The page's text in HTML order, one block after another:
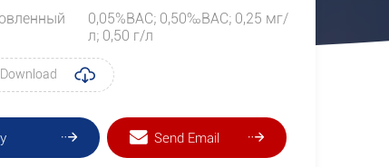
0,05%BAC; 0,50‰ВАС; 0,25 мг/
л; 0,50 г/л
Send Email